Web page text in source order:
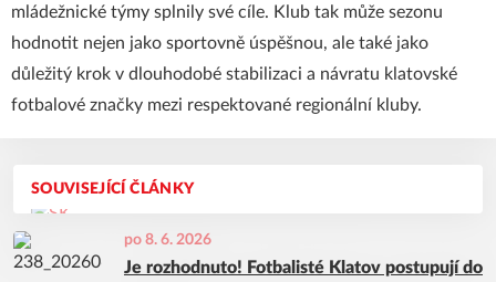
mládežnické týmy splnily své cíle. Klub tak může sezonu
hodnotit nejen jako sportovně úspěšnou, ale také jako
důležitý krok v dlouhodobé stabilizaci a návratu klatovské
fotbalové značky mezi respektované regionální kluby.
SOUVISEJÍCÍ ČLÁNKY
po 8. 6. 2026
Je rozhodnuto! Fotbalisté Klatov postupují do